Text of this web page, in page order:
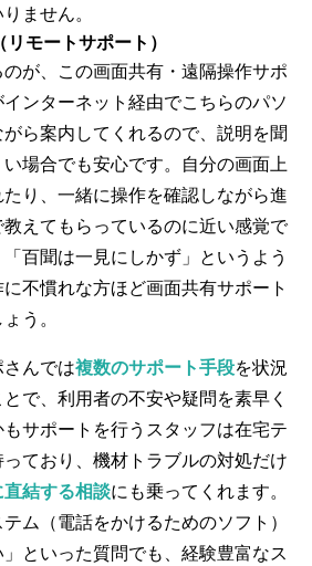
ません。
モートサポート）
が、この画面共有・遠隔操作サポ
ンターネット経由でこちらのパソ
ら案内してくれるので、説明を聞
場合でも安心です。自分の画面上
り、一緒に操作を確認しながら進
えてもらっているのに近い感覚で
百聞は一見にしかず」というよう
不慣れな方ほど画面共有サポート
う。
んでは複数のサポート手段を状況
で、利用者の不安や疑問を素早く
サポートを行うスタッフは在宅テ
ており、機材トラブルの対処だけ
結する相談にも乗ってくれます。
ム（電話をかけるためのソフト）
といった質問でも、経験豊富なス